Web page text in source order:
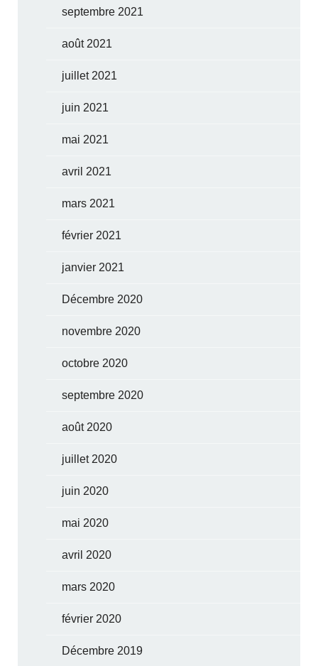
septembre 2021
août 2021
juillet 2021
juin 2021
mai 2021
avril 2021
mars 2021
février 2021
janvier 2021
Décembre 2020
novembre 2020
octobre 2020
septembre 2020
août 2020
juillet 2020
juin 2020
mai 2020
avril 2020
mars 2020
février 2020
Décembre 2019